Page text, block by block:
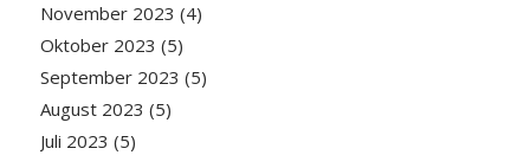
November 2023 (4)
Oktober 2023 (5)
September 2023 (5)
August 2023 (5)
Juli 2023 (5)